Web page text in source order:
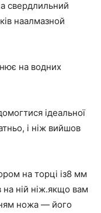
свердлильний
наалмазной
на водних
ідеальної
і ніж вийшов
на торці із8 мм
на ній ніж.якщо вам
ножа — його